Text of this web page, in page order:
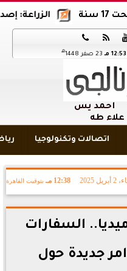
الزراعة: إصدار 12 ألف موافقة وتصريح بالمبيدات خلال 6 شهور


12:53 مـ 23 صفر 1448 هـ
أحمد يس
علاء طه
اتصالات وتكنولوجيا
2025 12:38 مـ بتوقيت القاهرة
السفارات
جديدة حول